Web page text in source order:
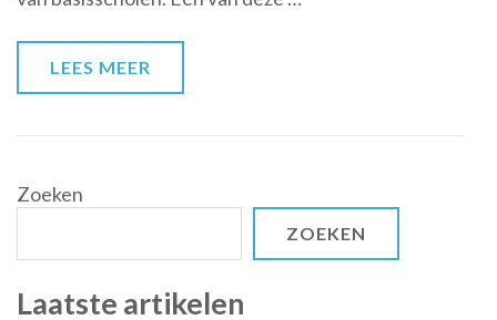
LEES MEER
Zoeken
ZOEKEN
Laatste artikelen